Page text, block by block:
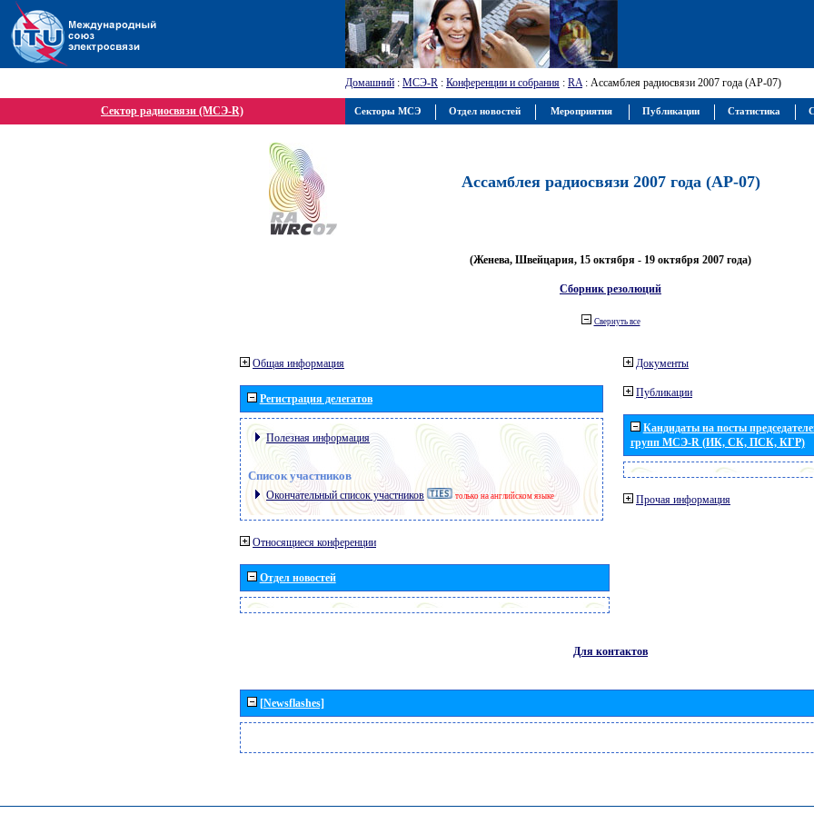
Домашний : МСЭ-R : Конференции и собрания : RA: Ассамблея радиосвязи 2007 года (АР-07)
Сектор радиосвязи (МСЭ-R)
Ассамблея радиосвязи 2007 года (АР-07)
(Женева, Швейцария, 15 октября - 19 октября 2007 года)
Сборник резолюций
Свернуть все
Общая информация
Регистрация делегатов
Полезная информация
Список участников
Окончательный список участников только на английском языке
Относящиеся конференции
Отдел новостей
Документы
Публикации
Кандидаты на посты
групп МСЭ-R (ИК, СК, ПСК, КГР)
Прочая информация
Для контактов
[Newsflashes]
Секторы МСЭ Отдел новостей Мероприятия Публикации Статистика